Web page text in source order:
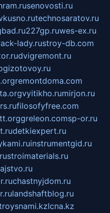
senovosti.ru
technosaratov.ru
227gp.ruwes-ex.ru
lady.rustroy-db.com
dvigremont.ru
remontdoma.com
vyitikho.rumirjon.ru
filosofyfree.com
greleon.comsp-or.ru
detkiexpert.ru
instrumentgid.ru
stroimaterials.ru
chastnyjdom.ru
landshaftblog.ru
lcna.kz